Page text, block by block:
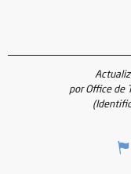
por Office de